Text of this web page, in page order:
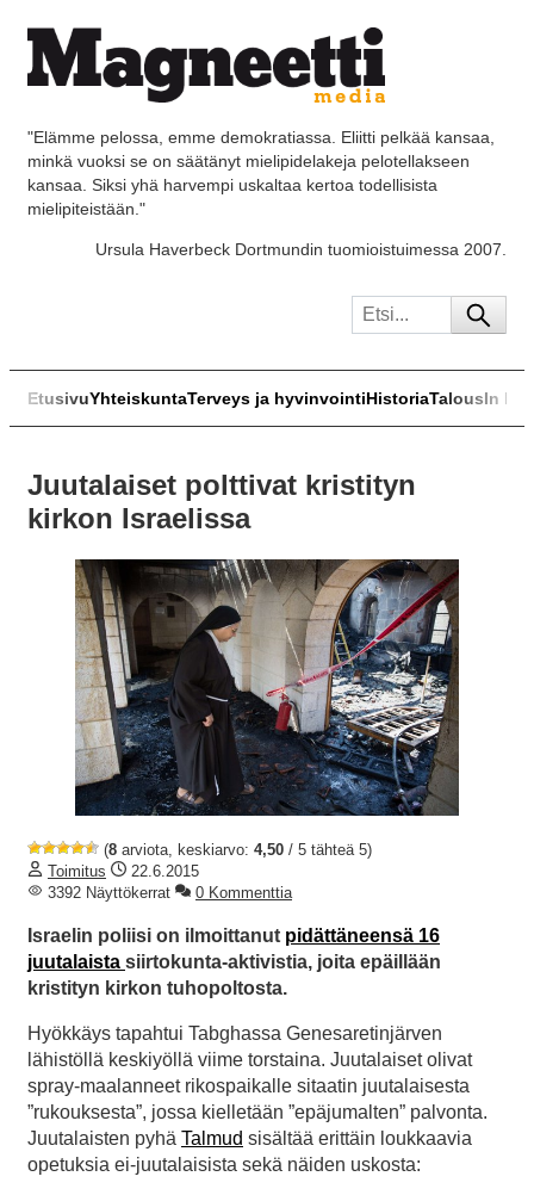
"Elämme pelossa, emme demokratiassa. Eliitti pelkää kansaa,
minkä vuoksi se on säätänyt mielipidelakeja pelotellakseen
kansaa. Siksi yhä harvempi uskaltaa kertoa todellisista
mielipiteistään."
Ursula Haverbeck Dortmundin tuomioistuimessa 2007.
EtusivuYhteiskuntaTerveys ja hyvinvointiHistoriaTalousIn
Juutalaiset polttivat kristityn
kirkon Israelissa
(8 arviota, keskiarvo: 4,50 / 5 tähteä 5)
Toimitus
22.6.2015
3392 Näyttökerrat
0 Kommenttia
Israelin poliisi on ilmoittanut pidättäneensä 16
juutalaista siirtokunta-aktivistia, joita epäillään
kristityn kirkon tuhopoltosta.
Hyökkäys tapahtui Tabghassa Genesaretinjärven
lähistöllä keskiyöllä viime torstaina. Juutalaiset olivat
spray-maalanneet rikospaikalle sitaatin juutalaisesta
”rukouksesta”, jossa kielletään ”epäjumalten” palvonta.
Juutalaisten pyhä Talmud sisältää erittäin loukkaavia
opetuksia ei-juutalaisista sekä näiden uskosta: